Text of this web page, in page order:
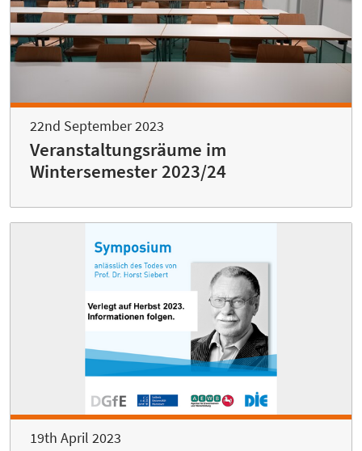
22nd September 2023
Veranstaltungsräume im
Wintersemester 2023/24
19th April 2023